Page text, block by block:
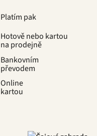
Platím pak
Hotově nebo kartou
na prodejně
Bankovním
převodem
Online
kartou